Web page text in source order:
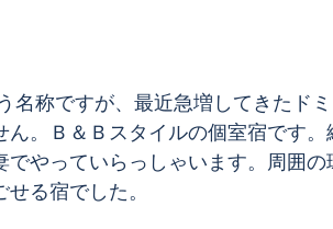
ん。Ｂ＆Ｂスタイルの個室宿です
でやっていらっしゃいます。周囲
る宿でした。